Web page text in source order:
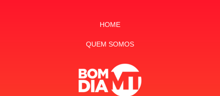
HOME
QUEM SOMOS